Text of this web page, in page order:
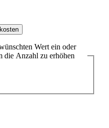
Wert ein oder
die Anzahl zu erhöhen